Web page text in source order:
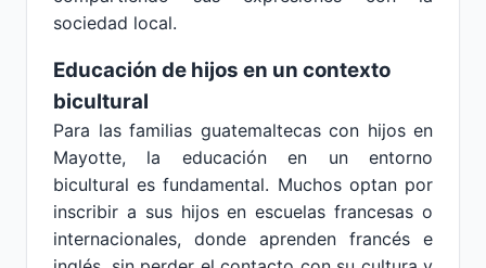
sociedad local.
Educación de hijos en un contexto
bicultural
Para las familias guatemaltecas con hijos en
Mayotte, la educación en un entorno
bicultural es fundamental. Muchos optan por
inscribir a sus hijos en escuelas francesas o
internacionales, donde aprenden francés e